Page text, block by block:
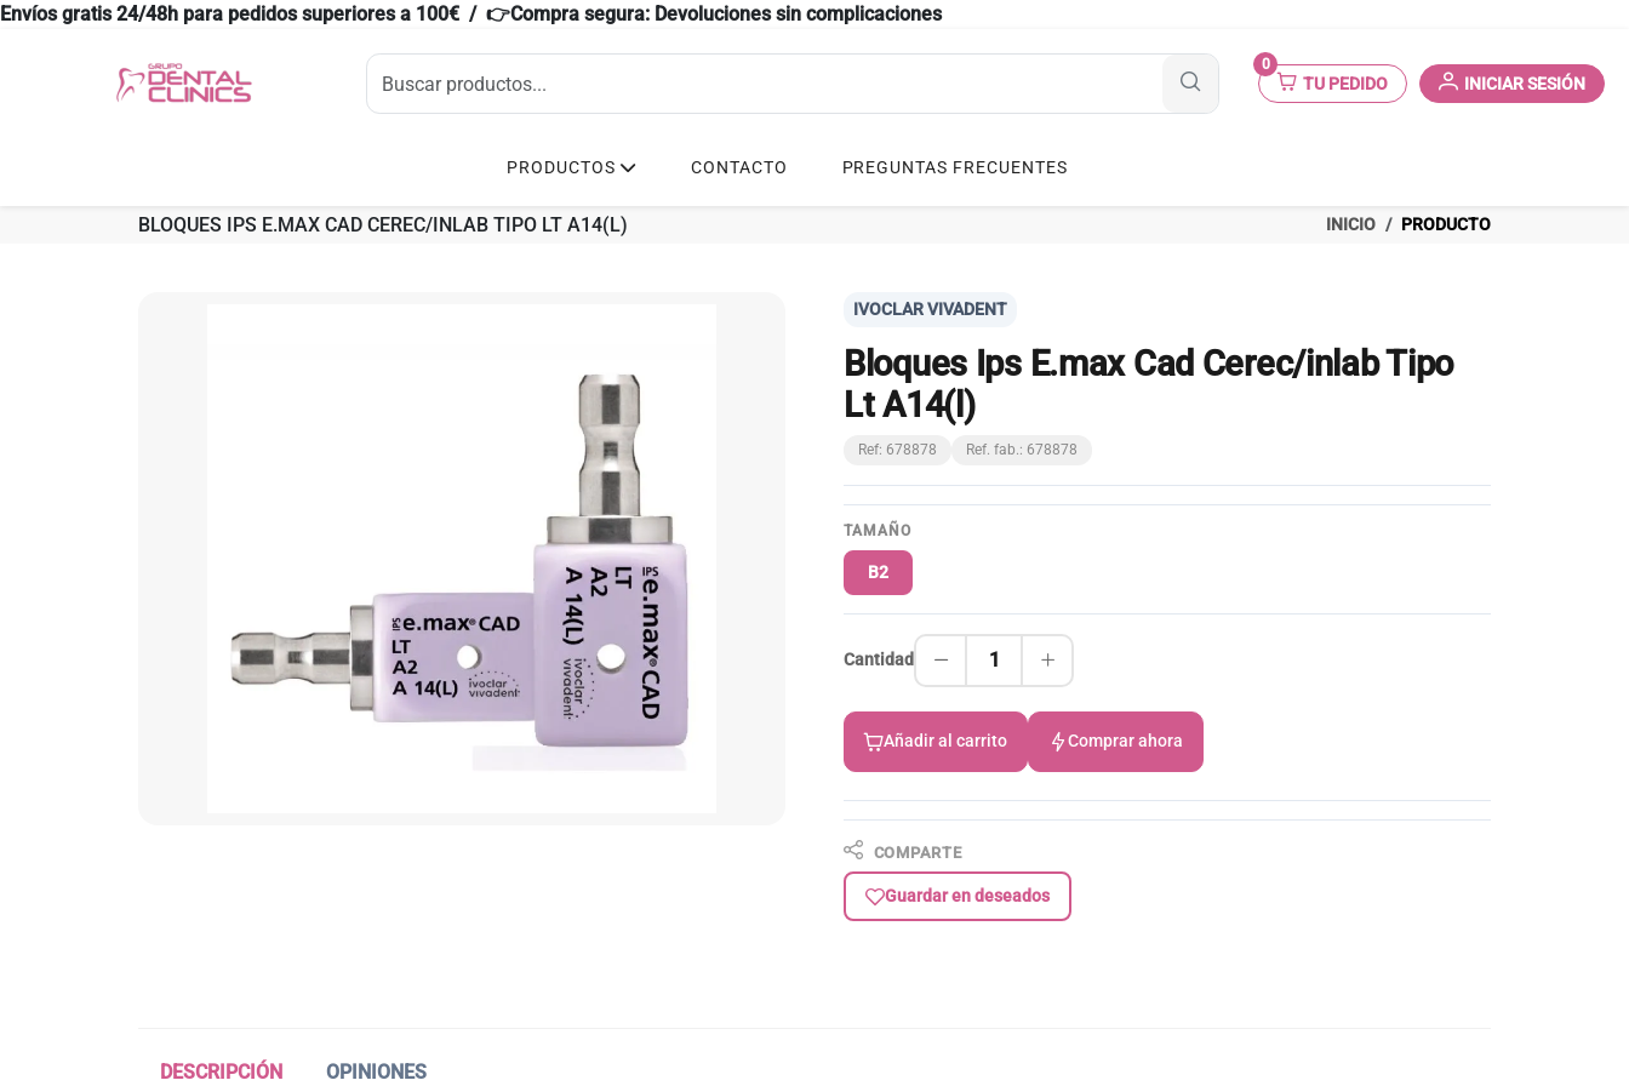
Envíos gratis 24/48h para pedidos superiores a 100€ / 👉Compra segura: Devoluciones sin complicaciones
0
TU PEDIDO INICIAR SESIÓN
PRODUCTOS CONTACTO PREGUNTAS FRECUENTES
BLOQUES IPS E.MAX CAD CEREC/INLAB TIPO LT A14(L) INICIO PRODUCTO
IVOCLAR VIVADENT
Bloques Ips E.max Cad Cerec/inlab Tipo
Lt A14(l)
Ref: 678878 Ref. fab.: 678878
TAMAÑO
B2
Cantidad 1
Añadir al carrito Comprar ahora
COMPARTE
Guardar en deseados
DESCRIPCIÓN OPINIONES